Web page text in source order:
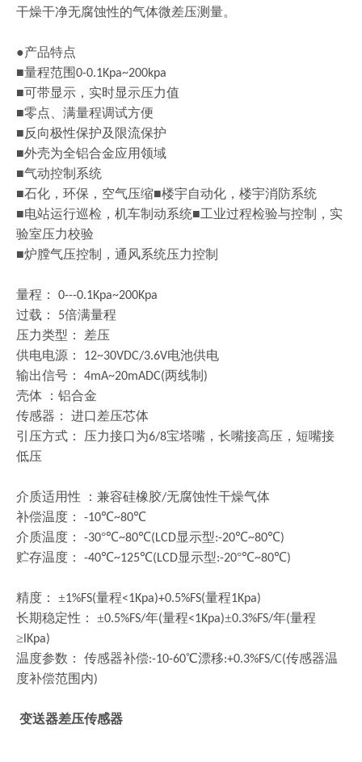
干燥干净无腐蚀性的气体微差压测量。
●产品特点
■量程范围0-0.1Kpa~200kpa
■可带显示，实时显示压力值
■零点、满量程调试方便
■反向极性保护及限流保护
■外壳为全铝合金应用领域
■气动控制系统
■石化，环保，空气压缩■楼宇自动化，楼宇消防系统
■电站运行巡检，机车制动系统■工业过程检验与控制，实
验室压力校验
■炉膛气压控制，通风系统压力控制
量程： 0---0.1Kpa~200Kpa
过载： 5倍满量程
压力类型：
差压
供电电源：
12~30VDC/3.6V电池供电
输出信号：
4mA~20mADC(两线制 )
壳体
：铝合金
传感器：
进口差压芯体
引压方式：
压力接口为6/8宝塔嘴，长嘴接高压，短嘴接
低压
介质适用性 ：兼容硅橡胶/无腐蚀性干燥气体
补偿温度：
-10℃~80℃
介质温度：
-30°℃~80℃(LCD显示型:-20℃~80℃)
贮存温度： -40℃~125℃(LCD显示型:-20°℃~80℃)
精度： ±1%FS(量程<1Kpa)+0.5%FS(量程1Kpa)
长期稳定性： ±0.5%FS/年(量程<1Kpa)±0.3%FS/年(量程
≥ lKpa)
温度参数： 传感器补偿:-10-60℃漂移:+0.3%FS/C(传感器温
度补偿范围内)
变送器差压传感器